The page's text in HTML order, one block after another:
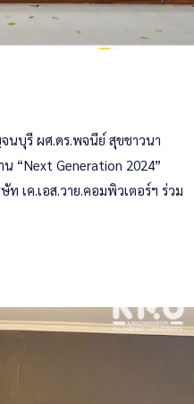
นบุรี ผศ.ดร.พจนีย์ สุขชาวนา
“Next Generation 2024”
เค.เอส.วาย.คอมพิวเตอร์ฯ ร่วม